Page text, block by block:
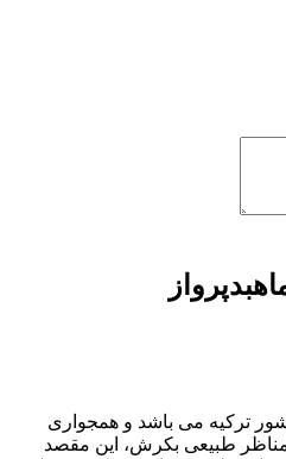
ترکیه می باشد و همجواری
مناظر طبیعی بکرش، این مقصد